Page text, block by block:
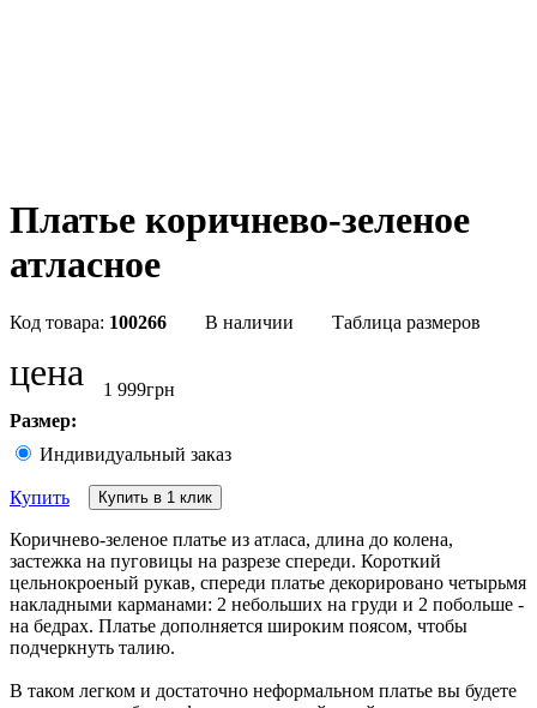
Платье коричнево-зеленое
атласное
100266 В наличии Таблица размеров
цена 1 999грн
Размер:
Индивидуальный заказ
Купить Купить в 1 клик
Коричнево-зеленое платье из атласа, длина до колена,
застежка на пуговицы на разрезе спереди. Короткий
цельнокроеный рукав, спереди платье декорировано четырьмя
накладными карманами: 2 небольших на груди и 2 побольше -
на бедрах. Платье дополняется широким поясом, чтобы
подчеркнуть талию.
В таком легком и достаточно неформальном платье вы будете